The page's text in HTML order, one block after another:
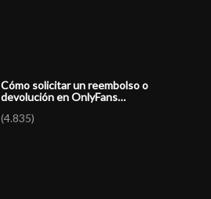
Cómo solicitar un reembolso o
devolución en OnlyFans…
(4.835)